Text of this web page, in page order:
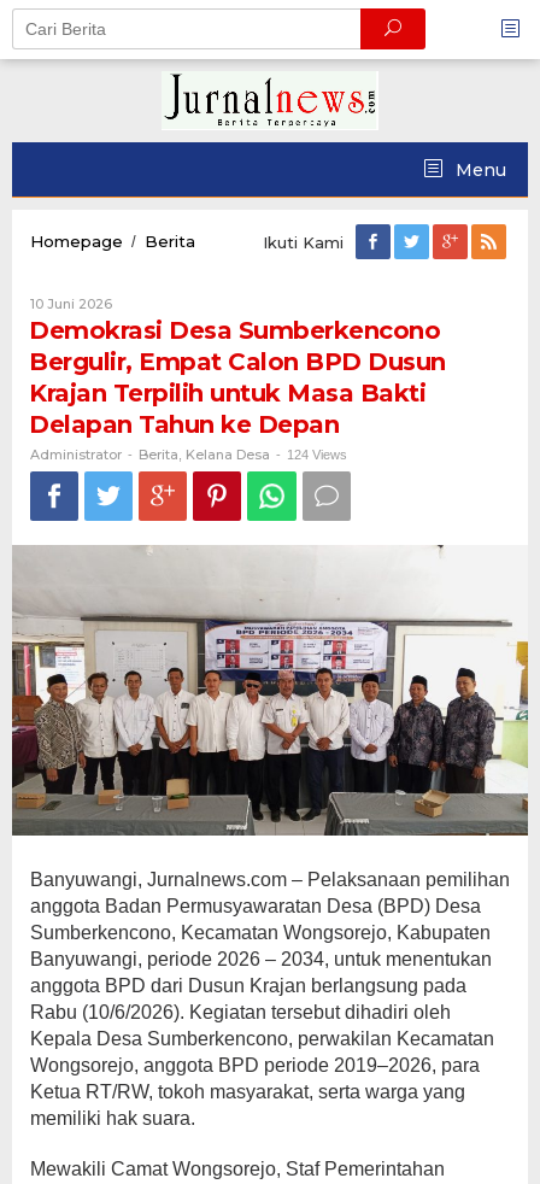
Skip
content
Menu
Homepage / Berita Demokrasi
Empat
BPD
Dusun
Krajan
Terpilih
untuk
Masa
Bakti
Delapan
Tahun
Ikuti Kami
10 Juni 2026Oleh
Administrator
Demokrasi Desa Sumberkencono
Bergulir, Empat Calon BPD Dusun
Krajan Terpilih untuk Masa Bakti
Delapan Tahun ke Depan
Administrator - Berita, Kelana Desa - 124 Views
Banyuwangi, Jurnalnews.com – Pelaksanaan pemilihan
anggota Badan Permusyawaratan Desa (BPD) Desa
Sumberkencono, Kecamatan Wongsorejo, Kabupaten
Banyuwangi, periode 2026 – 2034, untuk menentukan
anggota BPD dari Dusun Krajan berlangsung pada
Rabu (10/6/2026). Kegiatan tersebut dihadiri oleh
Kepala Desa Sumberkencono, perwakilan Kecamatan
Wongsorejo, anggota BPD periode 2019–2026, para
Ketua RT/RW, tokoh masyarakat, serta warga yang
memiliki hak suara.
Mewakili Camat Wongsorejo, Staf Pemerintahan